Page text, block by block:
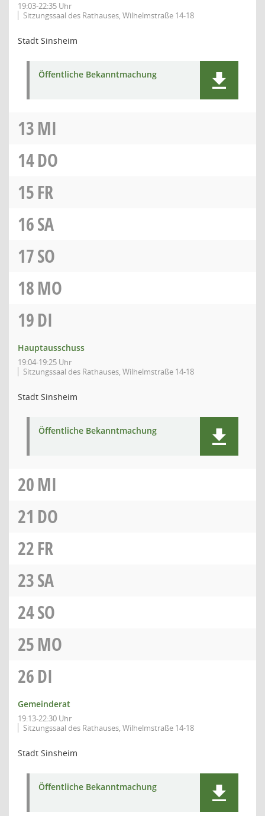
19:03-22:35 Uhr
Sitzungssaal des Rathauses, Wilhelmstraße 14-18
Stadt Sinsheim
Öffentliche Bekanntmachung
13MI
14DO
15FR
16SA
17SO
18MO
19DI
Hauptausschuss
19:04-19:25 Uhr
Sitzungssaal des Rathauses, Wilhelmstraße 14-18
Stadt Sinsheim
Öffentliche Bekanntmachung
20MI
21 DO
22FR
23SA
24SO
25MO
26DI
Gemeinderat
19:13-22:30 Uhr
Sitzungssaal des Rathauses, Wilhelmstraße 14-18
Stadt Sinsheim
Öffentliche Bekanntmachung